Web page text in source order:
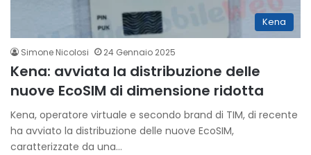
Kena
Simone Nicolosi 24 Gennaio 2025
Kena: avviata la distribuzione delle
nuove EcoSIM di dimensione ridotta
Kena, operatore virtuale e secondo brand di TIM, di recente
ha avviato la distribuzione delle nuove EcoSIM,
caratterizzate da una…